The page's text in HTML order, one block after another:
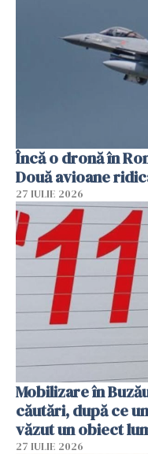
Încă o dronă în
Două avioane
27 IULIE 2026
Mobilizare în
căutări, după ce
văzut un obiect
27 IULIE 2026